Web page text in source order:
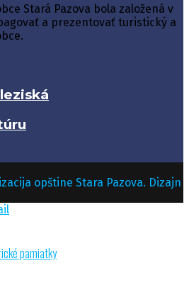
Stará Pazova bola založená v
a prezentovať turistický a
opštine Stara Pazova. Dizajn
pamiatky